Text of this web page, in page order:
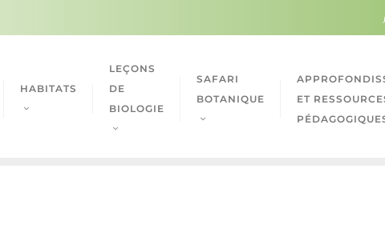
HABITATS
LEÇONS
DE
BIOLOGIE
SAFARI
BOTANIQUE
ET